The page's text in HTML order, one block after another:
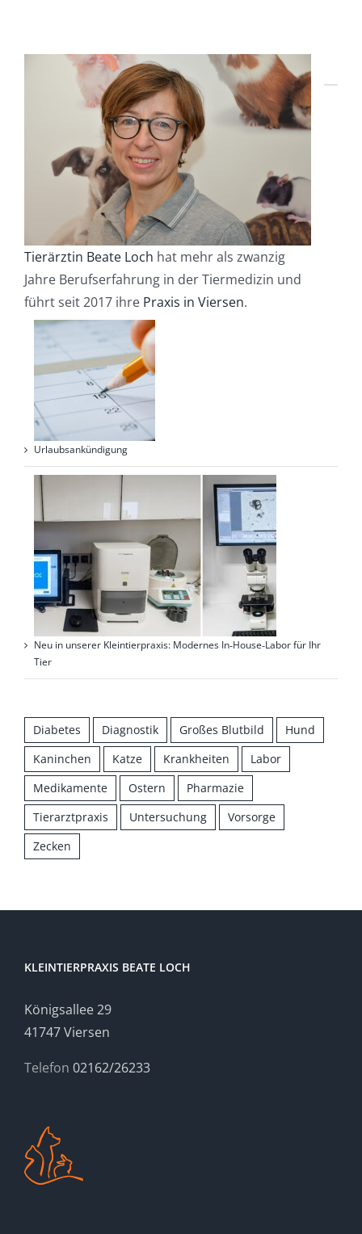
Tierärztin Beate Loch hat mehr als zwanzig
Jahre Berufserfahrung in der Tiermedizin und
führt seit 2017 ihre Praxis in Viersen.
Urlaubsankündigung
Neu in unserer Kleintierpraxis: Modernes In‑House‑Labor für Ihr
Tier
Diabetes Diagnostik Großes Blutbild
Hund
Kaninchen
Katze Krankheiten
Labor
Medikamente
Ostern
Pharmazie
Tierarztpraxis
Untersuchung
Vorsorge
Zecken
KLEINTIERPRAXIS BEATE LOCH
Königsallee 29
41747 Viersen
Telefon 02162/26233